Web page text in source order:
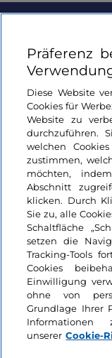
Nützliche Links
Login
Bleiben wir in
Präferenz
Diese Website
Cookies für
Website zu
durchzuführen.
welchen
zustimmen,
möchten,
Abschnitt
klicken. Durch
Sie zu, alle
Schaltfläche
setzen die
Tracking-Tools
Cookies
Einwilligung
ohne von
Grundlage Ihrer
unserer Cookie-